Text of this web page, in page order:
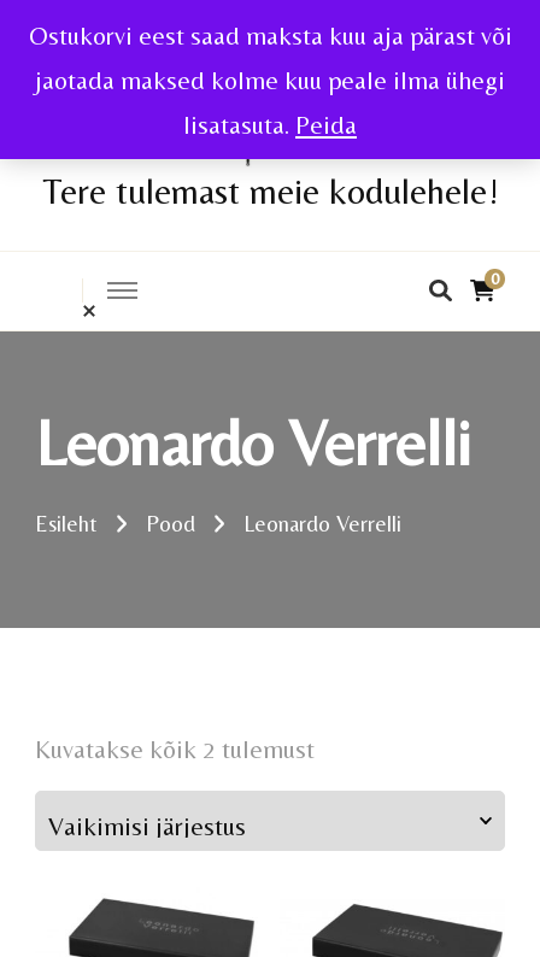
Ostukorvi eest saad maksta kuu aja pärast või
jaotada maksed kolme kuu peale ilma ühegi
lisatasuta. Peida
Tere tulemast meie kodulehele!
0
Leonardo Verrelli
Esileht Pood Leonardo Verrelli
Kuvatakse kõik 2 tulemust